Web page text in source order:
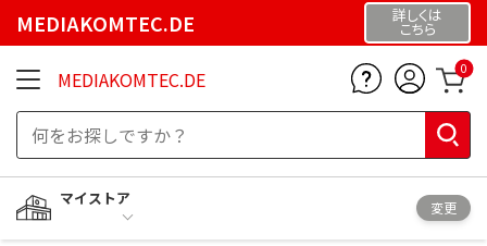
MEDIAKOMTEC.DE 詳しくは
こちら
MEDIAKOMTEC.DE 0
マイストア
変更